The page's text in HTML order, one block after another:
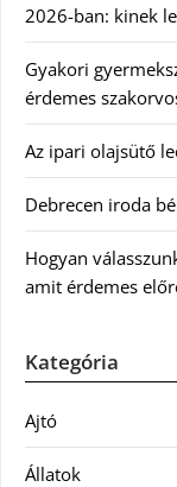
2026-ban: kinek
Gyakori
érdemes
Az ipari olajsütő
Debrecen iroda
Hogyan
amit érdemes
Kategória
Ajtó
Állatok